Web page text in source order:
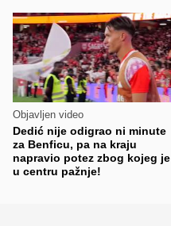
Objavljen video
Dedić nije odigrao ni minute
za Benficu, pa na kraju
napravio potez zbog kojeg je
u centru pažnje!